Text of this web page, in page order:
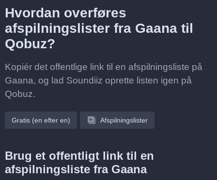
Hvordan overføres
afspilningslister fra Gaana til
Qobuz?
Kopiér det offentlige link til en afspilningsliste på
Gaana, og lad Soundiiz oprette listen igen på
Qobuz.
Gratis (en efter en) Afspilningslister
Brug et offentligt link til en
afspilningsliste fra Gaana